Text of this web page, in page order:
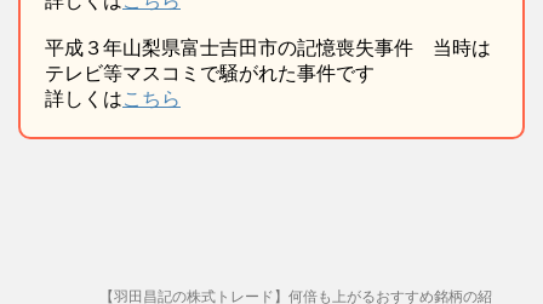
平成３年山梨県富士吉田市の記憶喪失事件 当時は
テレビ等マスコミで騒がれた事件です
詳しくはこちら
【羽田昌記の株式トレード】何倍も上がるおすすめ銘柄の紹